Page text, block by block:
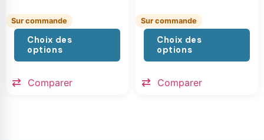
Sur commande
Choix des
options
Comparer
Sur commande
Choix des
options
Comparer